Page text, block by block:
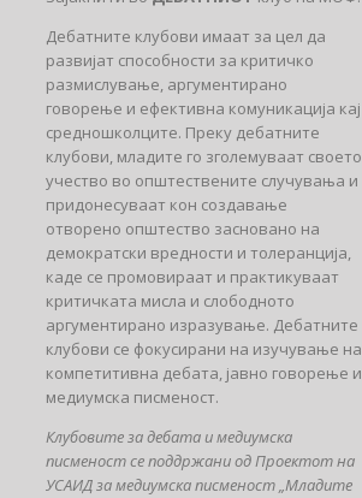
Дебатните клубови имаат за цел да
развијат способности за критичко
размислување, аргументирано
говорење и ефективна комуникација кај
средношколците. Преку дебатните
клубови, младите го зголемуваат своето
учество во општествените случувања и
придонесуваат кон создавање
отворено општество засновано на
демократски вредности и толеранција,
каде се промовираат и практикуваат
критичката мисла и слободното
аргументирано изразување. Дебатните
клубови се фокусирани на изучување на
компетитивна дебата, јавно говорење и
медиумска писменост.
Клубовите за дебата и медиумска
писменост се поддржани од Проектот на
УСАИД за медиумска писменост „Младите